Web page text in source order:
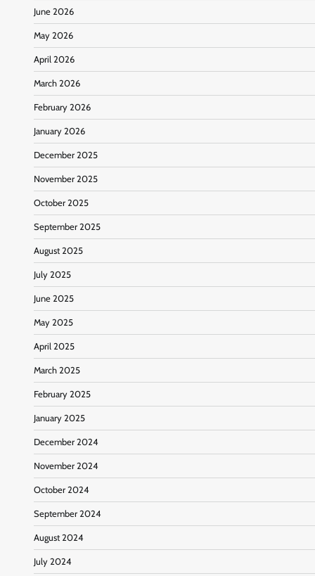
June 2026
May 2026
April 2026
March 2026
February 2026
January 2026
December 2025
November 2025
October 2025
September 2025
August 2025
July 2025
June 2025
May 2025
April 2025
March 2025
February 2025
January 2025
December 2024
November 2024
October 2024
September 2024
August 2024
July 2024